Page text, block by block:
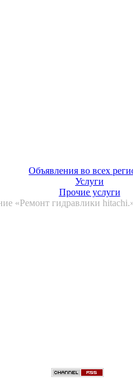
Объявления во всех
Услуги
Прочие услуги
«Ремонт гидравлики